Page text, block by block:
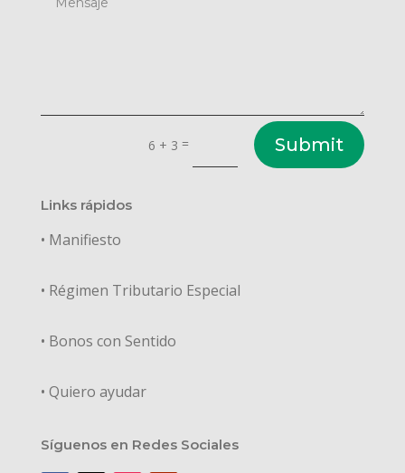
6 + 3 = Submit
Links rápidos
• Manifiesto
• Régimen Tributario Especial
• Bonos con Sentido
• Quiero ayudar
Síguenos en Redes Sociales